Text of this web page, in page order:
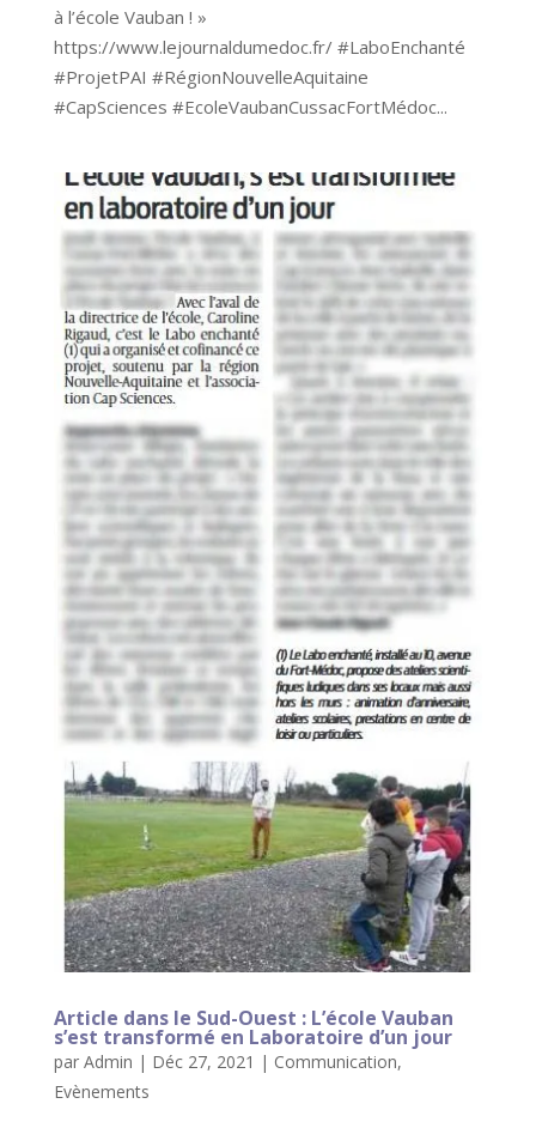
à l’école Vauban ! »
https://www.lejournaldumedoc.fr/ #LaboEnchanté
#ProjetPAI #RégionNouvelleAquitaine
#CapSciences #EcoleVaubanCussacFortMédoc...
Article dans le Sud-Ouest : L’école Vauban
s’est transformé en Laboratoire d’un jour
par Admin | Déc 27, 2021 | Communication,
Evènements